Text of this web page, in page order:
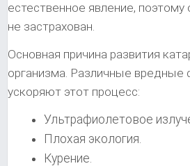
естественное явление, поэтому
не застрахован.
Основная причина развития
организма. Различные
ускоряют этот процесс:
Ультрафиолетовое
Плохая экология.
Курение.